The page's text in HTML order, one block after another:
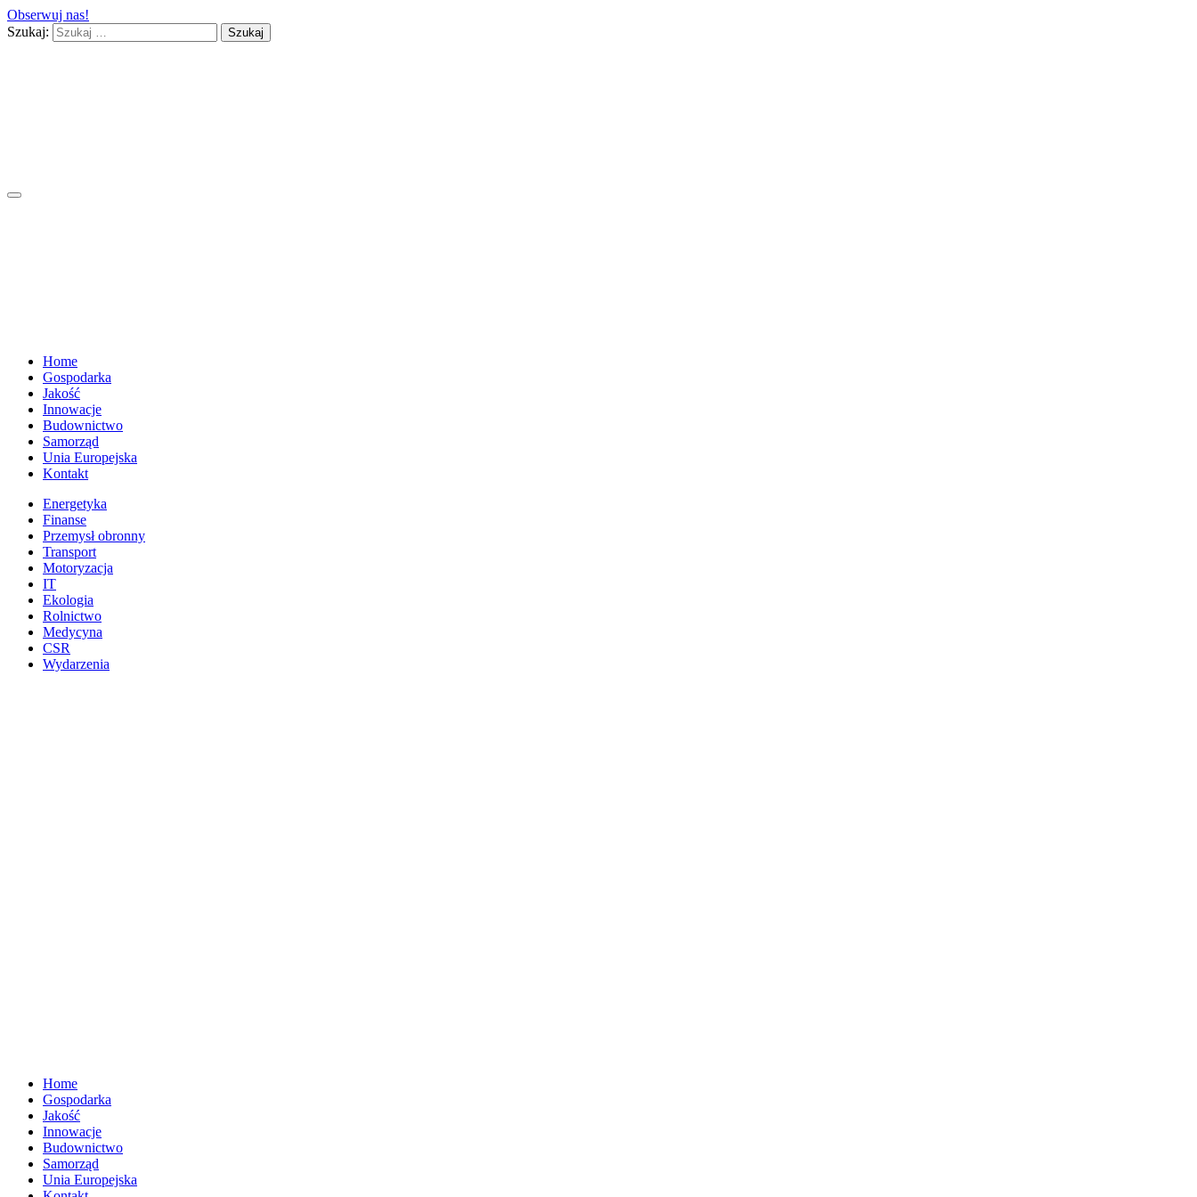
Obserwuj nas!
Szukaj:
Home
Gospodarka
Jakość
Innowacje
Budownictwo
Samorząd
Unia Europejska
Kontakt
Energetyka
Finanse
Przemysł obronny
Transport
Motoryzacja
IT
Ekologia
Rolnictwo
Medycyna
CSR
Wydarzenia
Home
Gospodarka
Jakość
Innowacje
Budownictwo
Samorząd
Unia Europejska